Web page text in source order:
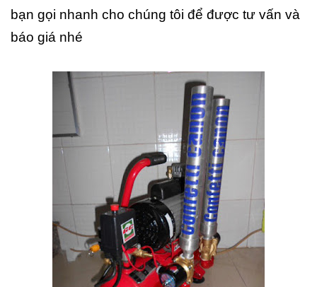
bạn gọi nhanh cho chúng tôi để được tư vấn và
báo giá nhé